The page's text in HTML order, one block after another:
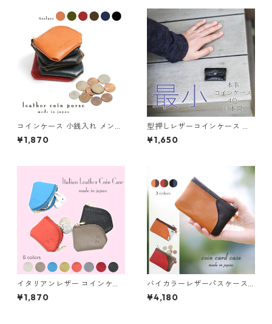
コインケース 小銭入れ メンズ
レディース 牛革 本革 レザー
ビジネス 小さい ミニ 上品 プ
¥1,870
型押しレザーコインケース 日
本製 最小
¥1,650
イタリアンレザー コインケー
ス 日本製 肉球 小さめ 本革 マ
ルチケース かわいい おしゃれ
¥1,870
バイカラーレザーパスケース
本革 日本製 小銭入れ コインケ
ース カードケース マルチケー
¥4,180